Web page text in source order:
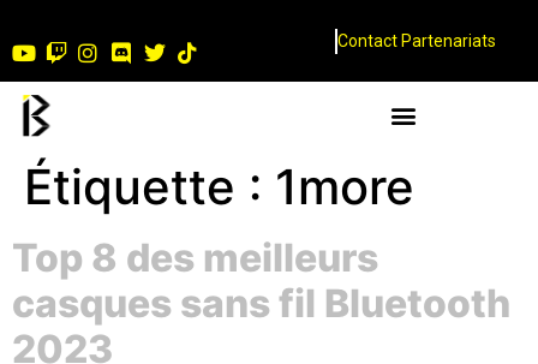
Contact Partenariats
Étiquette : 1more
Top 8 des meilleurs
casques sans fil Bluetooth
2023